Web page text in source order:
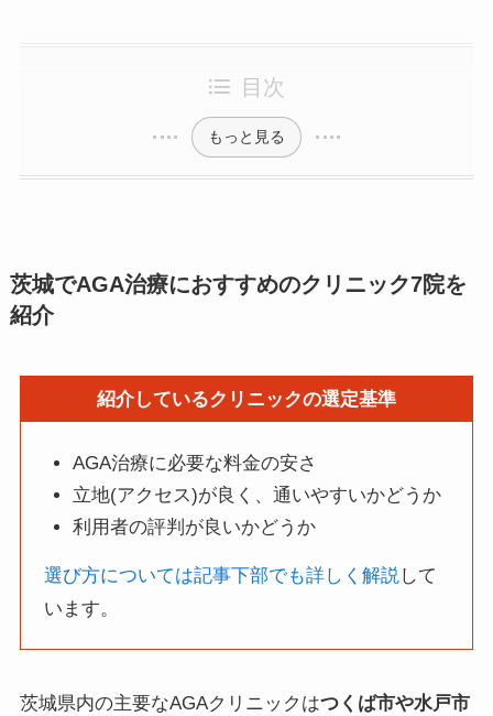
目次
もっと見る
茨城でAGA治療におすすめのクリニック7院を
紹介
紹介しているクリニックの選定基準
AGA治療に必要な料金の安さ
立地(アクセス)が良く、通いやすいかどうか
利用者の評判が良いかどうか
選び方については記事下部でも詳しく解説して
います。
茨城県内の主要なAGAクリニックはつくば市や水戸市